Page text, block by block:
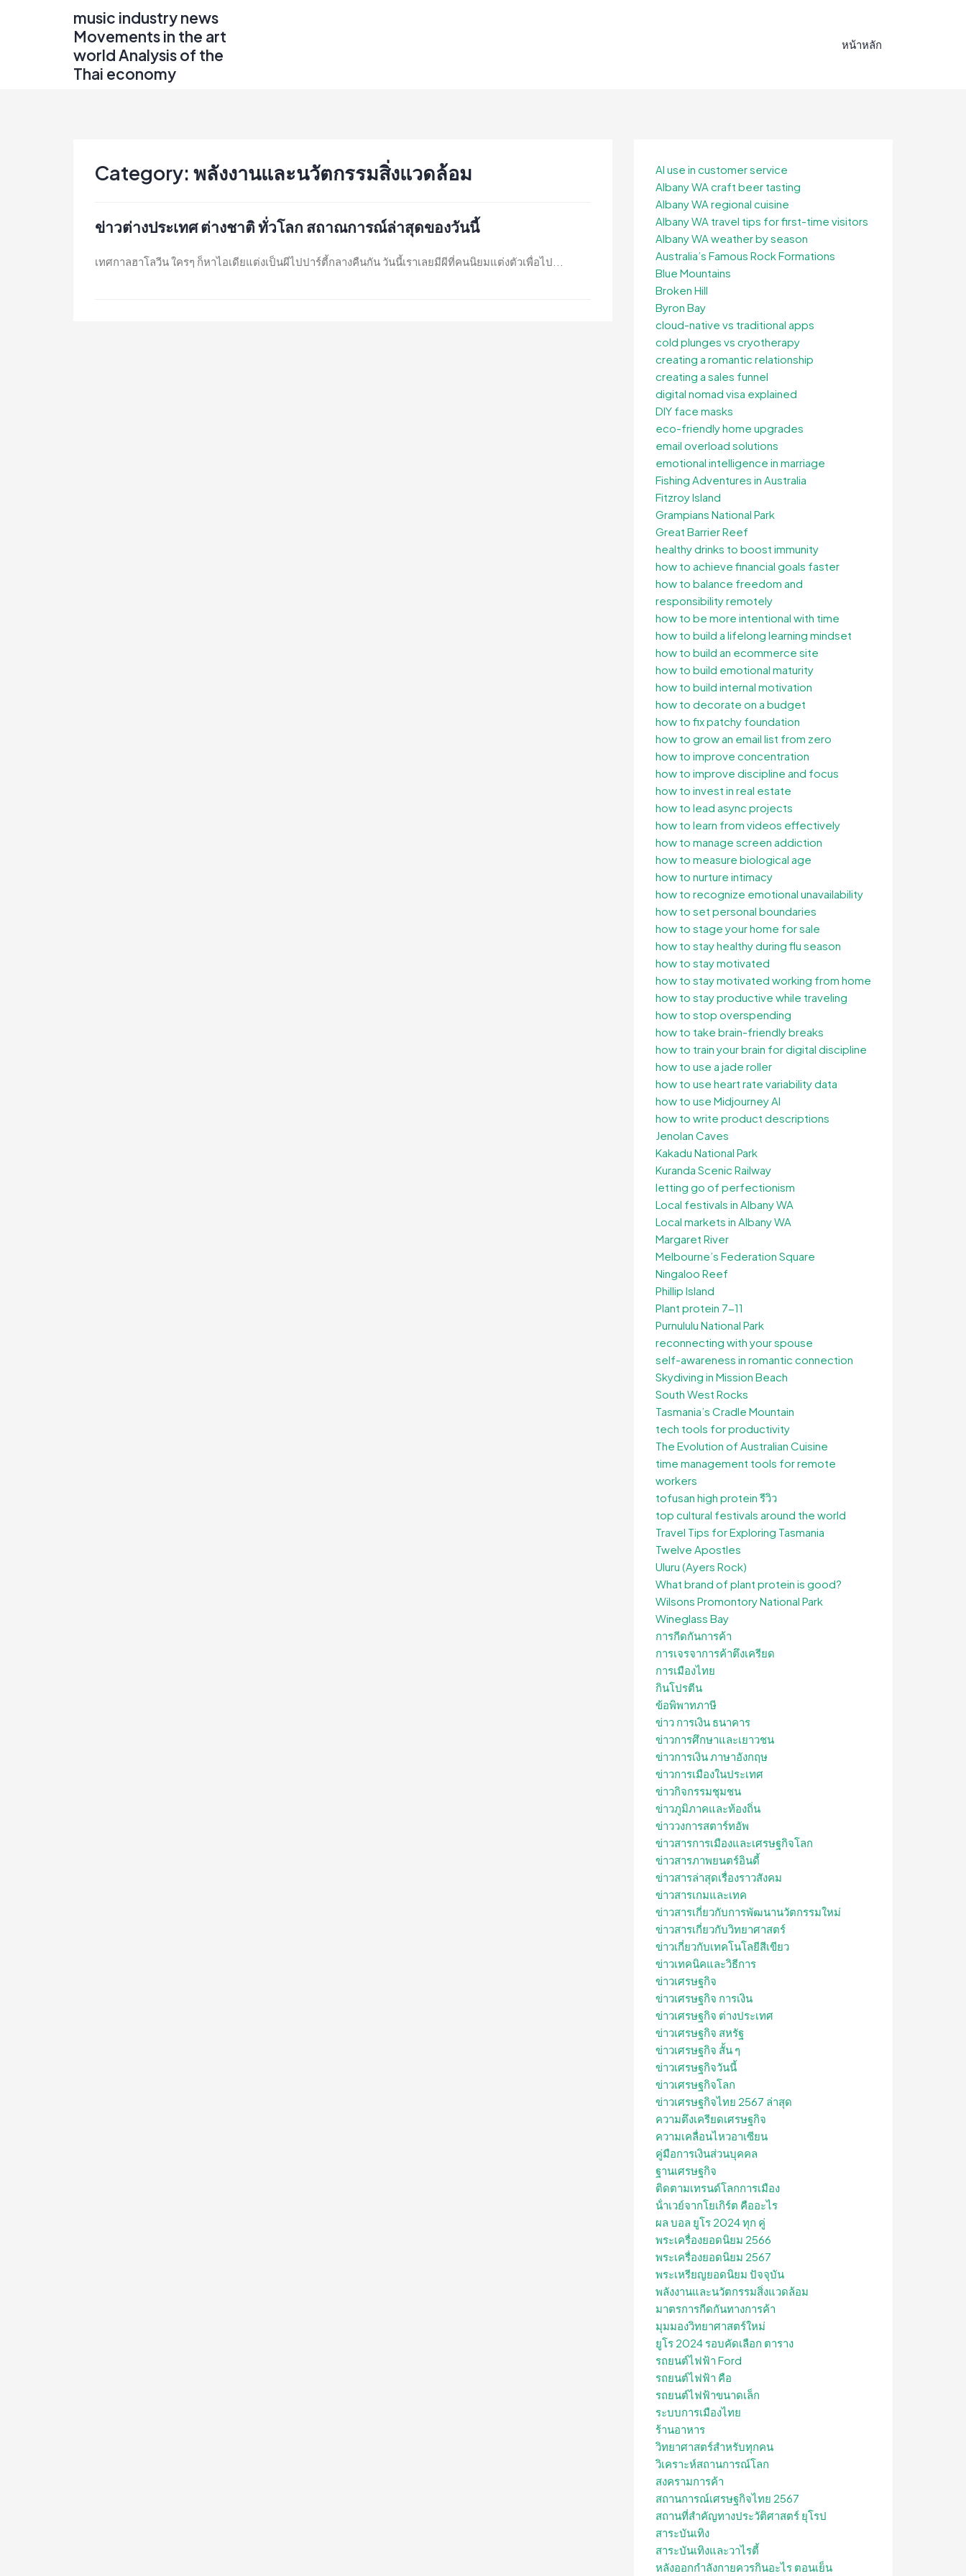
music industry news
Movements in the art
world Analysis of the
Thai economy
หน้าหลัก
Category: พลังงานและนวัตกรรมสิ่งแวดล้อม
ข่าวต่างประเทศ ต่างชาติ ทั่วโลก สถาณการณ์ล่าสุดของวันนี้
เทศกาลฮาโลวีน ใครๆ ก็หาไอเดียแต่งเป็นผีไปปาร์ตี้กลางคืนกัน วันนี้เราเลยมีผีที่คนนิยมแต่งตัวเพื่อไป...
AI use in customer service
Albany WA craft beer tasting
Albany WA regional cuisine
Albany WA travel tips for first-time visitors
Albany WA weather by season
Australia’s Famous Rock Formations
Blue Mountains
Broken Hill
Byron Bay
cloud-native vs traditional apps
cold plunges vs cryotherapy
creating a romantic relationship
creating a sales funnel
digital nomad visa explained
DIY face masks
eco-friendly home upgrades
email overload solutions
emotional intelligence in marriage
Fishing Adventures in Australia
Fitzroy Island
Grampians National Park
Great Barrier Reef
healthy drinks to boost immunity
how to achieve financial goals faster
how to balance freedom and
responsibility remotely
how to be more intentional with time
how to build a lifelong learning mindset
how to build an ecommerce site
how to build emotional maturity
how to build internal motivation
how to decorate on a budget
how to fix patchy foundation
how to grow an email list from zero
how to improve concentration
how to improve discipline and focus
how to invest in real estate
how to lead async projects
how to learn from videos effectively
how to manage screen addiction
how to measure biological age
how to nurture intimacy
how to recognize emotional unavailability
how to set personal boundaries
how to stage your home for sale
how to stay healthy during flu season
how to stay motivated
how to stay motivated working from home
how to stay productive while traveling
how to stop overspending
how to take brain-friendly breaks
how to train your brain for digital discipline
how to use a jade roller
how to use heart rate variability data
how to use Midjourney AI
how to write product descriptions
Jenolan Caves
Kakadu National Park
Kuranda Scenic Railway
letting go of perfectionism
Local festivals in Albany WA
Local markets in Albany WA
Margaret River
Melbourne’s Federation Square
Ningaloo Reef
Phillip Island
Plant protein 7-11
Purnululu National Park
reconnecting with your spouse
self-awareness in romantic connection
Skydiving in Mission Beach
South West Rocks
Tasmania’s Cradle Mountain
tech tools for productivity
The Evolution of Australian Cuisine
time management tools for remote
workers
tofusan high protein รีวิว
top cultural festivals around the world
Travel Tips for Exploring Tasmania
Twelve Apostles
Uluru (Ayers Rock)
What brand of plant protein is good?
Wilsons Promontory National Park
Wineglass Bay
การกีดกันการค้า
การเจรจาการค้าตึงเครียด
การเมืองไทย
กินโปรตีน
ข้อพิพาทภาษี
ข่าว การเงิน ธนาคาร
ข่าวการศึกษาและเยาวชน
ข่าวการเงิน ภาษาอังกฤษ
ข่าวการเมืองในประเทศ
ข่าวกิจกรรมชุมชน
ข่าวภูมิภาคและท้องถิ่น
ข่าววงการสตาร์ทอัพ
ข่าวสารการเมืองและเศรษฐกิจโลก
ข่าวสารภาพยนตร์อินดี้
ข่าวสารล่าสุดเรื่องราวสังคม
ข่าวสารเกมและเทค
ข่าวสารเกี่ยวกับการพัฒนานวัตกรรมใหม่
ข่าวสารเกี่ยวกับวิทยาศาสตร์
ข่าวเกี่ยวกับเทคโนโลยีสีเขียว
ข่าวเทคนิคและวิธีการ
ข่าวเศรษฐกิจ
ข่าวเศรษฐกิจ การเงิน
ข่าวเศรษฐกิจ ต่างประเทศ
ข่าวเศรษฐกิจ สหรัฐ
ข่าวเศรษฐกิจ สั้น ๆ
ข่าวเศรษฐกิจวันนี้
ข่าวเศรษฐกิจโลก
ข่าวเศรษฐกิจไทย 2567 ล่าสุด
ความตึงเครียดเศรษฐกิจ
ความเคลื่อนไหวอาเซียน
คู่มือการเงินส่วนบุคคล
ฐานเศรษฐกิจ
ติดตามเทรนด์โลกการเมือง
น้ําเวย์จากโยเกิร์ต คืออะไร
ผล บอล ยูโร 2024 ทุก คู่
พระเครื่องยอดนิยม 2566
พระเครื่องยอดนิยม 2567
พระเหรียญยอดนิยม ปัจจุบัน
พลังงานและนวัตกรรมสิ่งแวดล้อม
มาตรการกีดกันทางการค้า
มุมมองวิทยาศาสตร์ใหม่
ยูโร 2024 รอบคัดเลือก ตาราง
รถยนต์ไฟฟ้า Ford
รถยนต์ไฟฟ้า คือ
รถยนต์ไฟฟ้าขนาดเล็ก
ระบบการเมืองไทย
ร้านอาหาร
วิทยาศาสตร์สำหรับทุกคน
วิเคราะห์สถานการณ์โลก
สงครามการค้า
สถานการณ์เศรษฐกิจไทย 2567
สถานที่สําคัญทางประวัติศาสตร์ ยุโรป
สาระบันเทิง
สาระบันเทิงและวาไรตี้
หลังออกกําลังกายควรกินอะไร ตอนเย็น